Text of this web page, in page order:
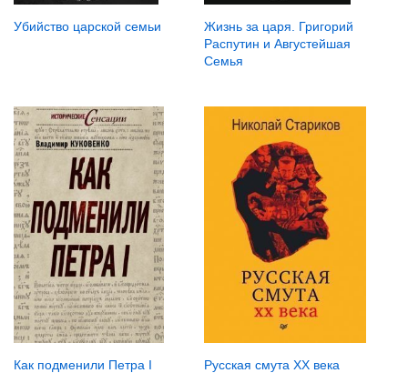
Убийство царской семьи
Жизнь за царя. Григорий
Распутин и Августейшая
Семья
Как подменили Петра I Русская смута XX века